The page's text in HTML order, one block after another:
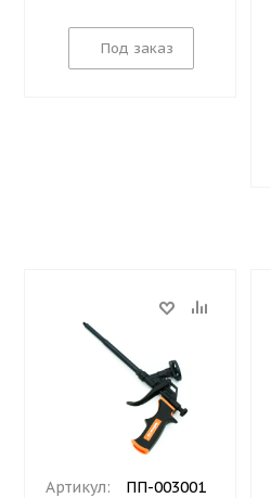
Под заказ
Артикул:
ПП-003001